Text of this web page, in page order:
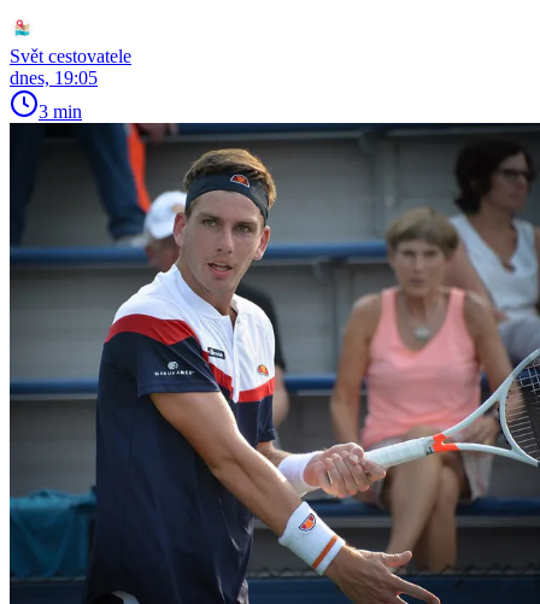
Svět cestovatele
dnes, 19:05
3 min